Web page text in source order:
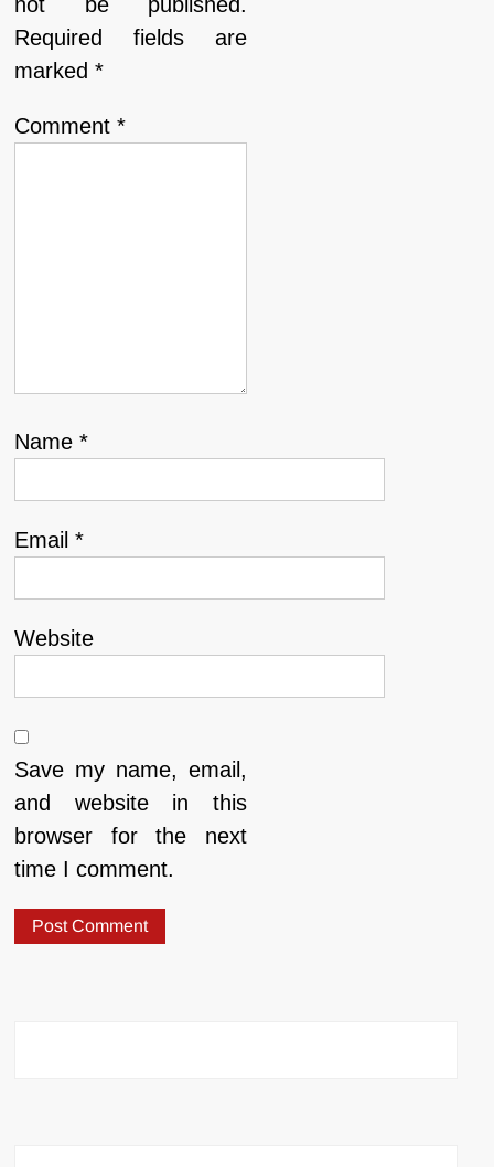
Required fields are
marked*
Comment*
Name*
Email*
Website
Save my name, email,
and website in this
browser for the next
time I comment.